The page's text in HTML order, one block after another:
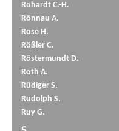
Rohardt C.-H.
Rönnau A.
Rose H.
Rößler C.
Röstermundt D.
Roth A.
Rüdiger S.
Rudolph S.
Ruy G.